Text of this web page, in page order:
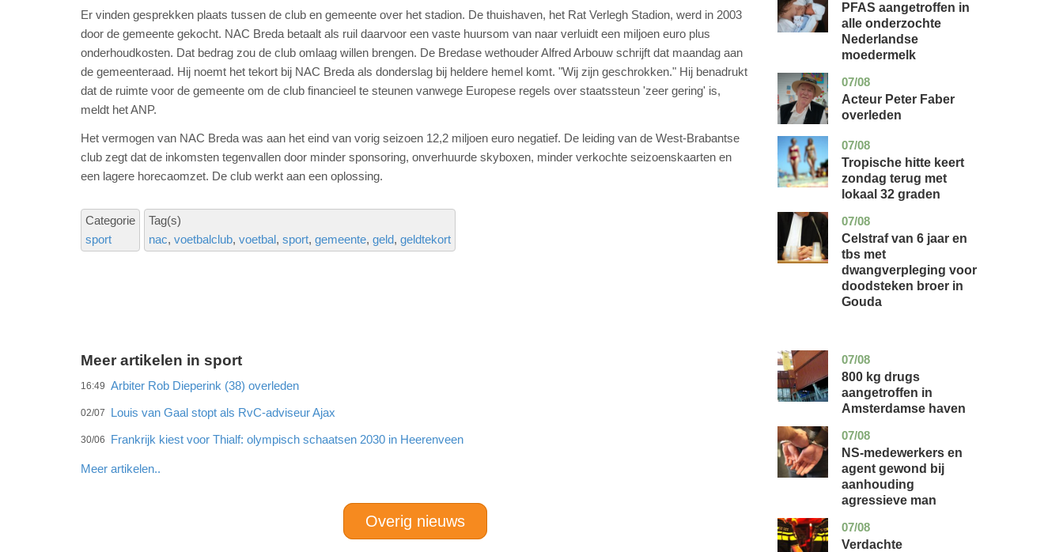
Er vinden gesprekken plaats tussen de club en gemeente over het stadion. De thuishaven, het Rat Verlegh Stadion, werd in 2003
door de gemeente gekocht. NAC Breda betaalt als ruil daarvoor een vaste huursom van naar verluidt een miljoen euro plus
onderhoudkosten. Dat bedrag zou de club omlaag willen brengen. De Bredase wethouder Alfred Arbouw schrijft dat maandag aan
de gemeenteraad. Hij noemt het tekort bij NAC Breda als donderslag bij heldere hemel komt. "Wij zijn geschrokken." Hij benadrukt
dat de ruimte voor de gemeente om de club financieel te steunen vanwege Europese regels over staatssteun 'zeer gering' is,
meldt het ANP.
Het vermogen van NAC Breda was aan het eind van vorig seizoen 12,2 miljoen euro negatief. De leiding van de West-Brabantse
club zegt dat de inkomsten tegenvallen door minder sponsoring, onverhuurde skyboxen, minder verkochte seizoenskaarten en
een lagere horecaomzet. De club werkt aan een oplossing.
Categorie
sport
Tag(s)
nac voetbalclub voetbal sport gemeente geld geldtekort
Meer artikelen in sport
16:49 Arbiter Rob Dieperink (38) overleden
02/07 Louis van Gaal stopt als RvC-adviseur Ajax
30/06 Frankrijk kiest voor Thialf: olympisch schaatsen 2030 in Heerenveen
Meer artikelen..
Overig nieuws
PFAS aangetroffen in
alle onderzochte
Nederlandse
moedermelk
07/08
noord-
holland
glossy
Acteur Peter Faber
overleden
07/08
utrecht
nieuws
Tropische hitte keert
zondag terug met
lokaal 32 graden
07/08
zuid-
holland
nieuws
Celstraf van 6 jaar en
tbs met
dwangverpleging voor
doodsteken broer in
Gouda
07/08
noord-
holland
nieuws
800 kg drugs
aangetroffen in
Amsterdamse haven
07/08
flevoland
nieuws
NS-medewerkers en
agent gewond bij
aanhouding
agressieve man
07/08
noord-
holland
nieuws
Verdachte